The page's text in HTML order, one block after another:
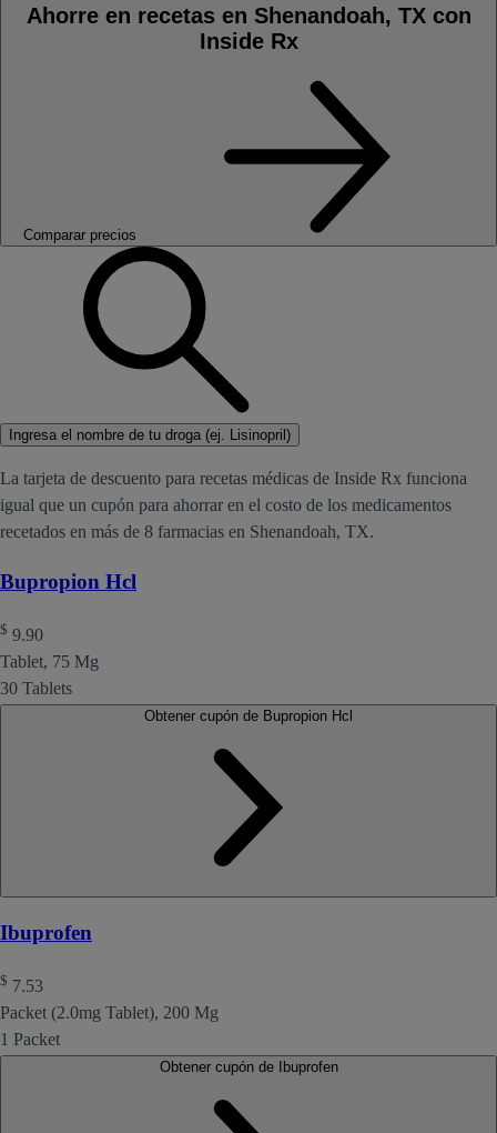
Ahorre en recetas en Shenandoah, TX con
Inside Rx
Comparar precios
Ingresa el nombre de tu droga (ej. Lisinopril)
La tarjeta de descuento para recetas médicas de Inside Rx funciona
igual que un cupón para ahorrar en el costo de los medicamentos
recetados en más de 8 farmacias en Shenandoah, TX.
Bupropion Hcl
$ 9.90
Tablet, 75 Mg
30 Tablets
Ibuprofen
$ 7.53
Packet (2.0mg Tablet), 200 Mg
1 Packet
Obtener cupón de Ibuprofen